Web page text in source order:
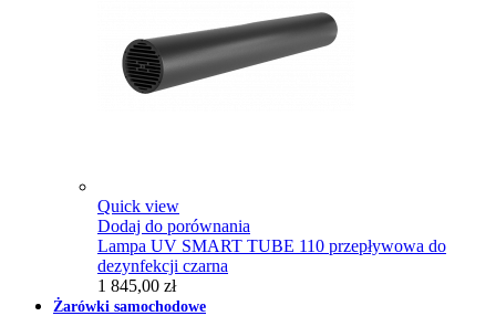
Quick view
Dodaj do porównania
Lampa UV SMART TUBE 110 przepływowa do
dezynfekcji czarna
1 845,00 zł
Żarówki samochodowe